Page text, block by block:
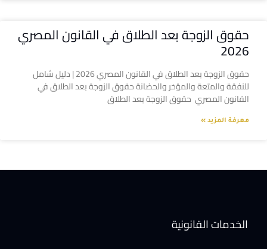
حقوق الزوجة بعد الطلاق في القانون المصري
2026
حقوق الزوجة بعد الطلاق في القانون المصري 2026 | دليل شامل
للنفقة والمتعة والمؤخر والحضانة حقوق الزوجة بعد الطلاق في
القانون المصري حقوق الزوجة بعد الطلاق
معرفة المزيد »
الخدمات القانونية